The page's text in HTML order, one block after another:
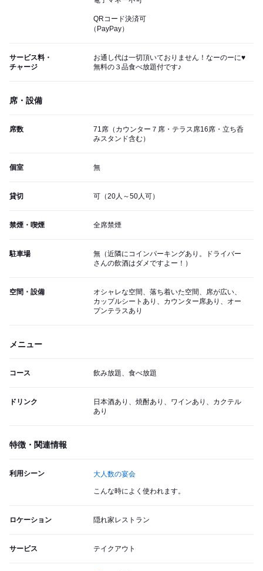
QRコード決済可
（PayPay）
サービス料・
チャージ
お通し代は一切頂いておりません！なーのーに♥
無料の３品食べ放題付です♪
席・設備
席数
71席（カウンター７席・テラス席16席・立ち呑
みスタンド含む）
個室 無
貸切 可（20人～50人可）
禁煙・喫煙 全席禁煙
駐車場
無（近隣にコインパーキングあり。ドライバー
さんの飲酒はダメですよー！）
空間・設備
オシャレな空間、落ち着いた空間、席が広い、
カップルシートあり、カウンター席あり、オー
プンテラスあり
メニュー
コース 飲み放題、食べ放題
ドリンク
日本酒あり、焼酎あり、ワインあり、カクテル
あり
特徴・関連情報
利用シーン 大人数の宴会
こんな時によく使われます。
ロケーション 隠れ家レストラン
サービス テイクアウト